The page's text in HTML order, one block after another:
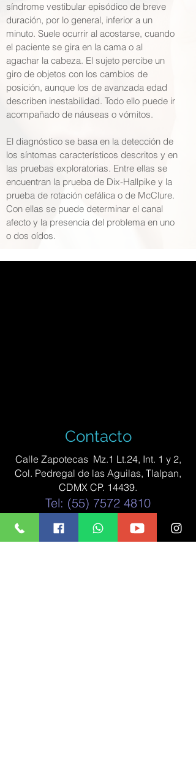
síndrome vestibular episódico de breve
duración, por lo general, inferior a un
minuto. Suele ocurrir al acostarse, cuando
el paciente se gira en la cama o al
agachar la cabeza. El sujeto percibe un
giro de objetos con los cambios de
posición, aunque los de avanzada edad
describen inestabilidad. Todo ello puede ir
acompañado de náuseas o vómitos.
El diagnóstico se basa en la detección de
los síntomas característicos descritos y en
las pruebas exploratorias. Entre ellas se
encuentran la prueba de Dix-Hallpike y la
prueba de rotación cefálica o de McClure.
Con ellas se puede determinar el canal
afecto y la presencia del problema en uno
o dos oídos.
Contacto
Calle Zapotecas Mz.1 Lt.24, Int. 1 y 2,
Col. Pedregal de las Aguilas, Tlalpan,
CDMX CP. 14439.
Tel: (55) 7572 4810